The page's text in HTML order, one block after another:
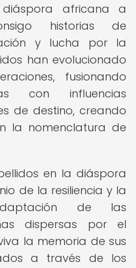
africana a
historias de
y lucha por la
han evolucionado
fusionando
con influencias
de destino, creando
la nomenclatura de
en la diáspora
de la resiliencia y la
de las
dispersas por el
la memoria de sus
a través de los